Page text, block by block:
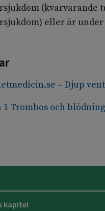
(kvarvarande
eller är
– Djup
1 Trombos och blödning
kapitel